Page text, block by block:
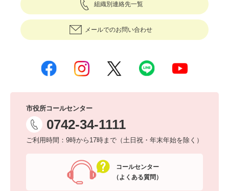
組織別連絡先一覧
メールでのお問い合わせ
市役所コールセンター
0742-34-1111
ご利用時間：9時から17時まで（土日祝・年末年始を除く）
コールセンター
（よくある質問）